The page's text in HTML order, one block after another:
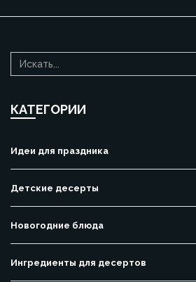
КАТЕГОРИИ
Идеи для праздника
Детские десерты
Новогодние блюда
Ингредиенты для десертов